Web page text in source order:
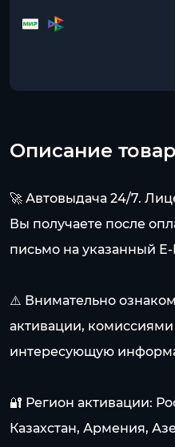
Описание
🚀 Автовыдача 24/7.
Вы получаете после
письмо на указанный E-
⚠️ Внимательно
активации,
интересующую
🔐 Регион активации:
Казахстан, Армения,